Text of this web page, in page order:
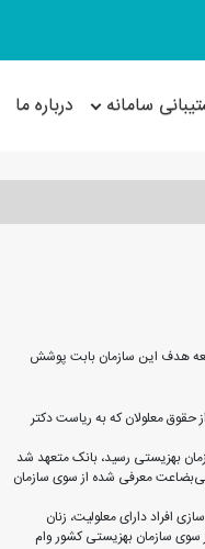
سامانه درباره ما
میلیارد ریال کمک بلاعوض به افراد جامعه هدف این سازمان بابت پوشش
حقوق معلولان که به ریاست دکتر
بهزیستی رسید، بانک متعهد شد
بی‌بضاعت معرفی شده از سوی سازمان
افراد دارای معلولیت، زنان
سازمان بهزیستی کشور وام